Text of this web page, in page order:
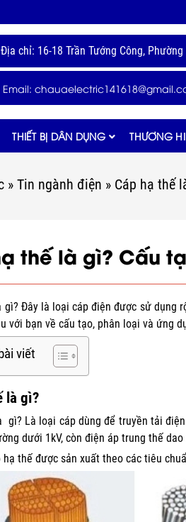
Địa chỉ: 16-18 Trần Tướng Công, Phường
Email:
THIẾT BỊ DÂN DỤNG THƯƠNG
» Tin ngành điện » Cáp hạ thế
thế là gì? Cấu
gì? Đây là loại cáp điện được sử dụng
với bạn về cấu tạo, phân loại và ứng
viết
là gì?
gì? Là loại cáp dùng để truyền tải
dưới 1kV, còn điện áp trung thế dao
hạ thế được sản xuất theo các tiêu